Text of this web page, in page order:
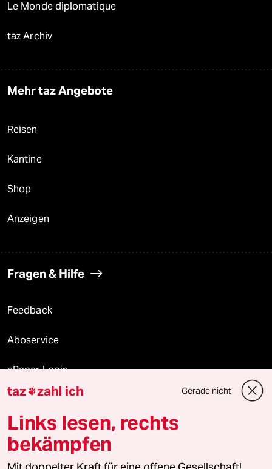
Le Monde diplomatique
taz Archiv
Mehr taz Angebote
Reisen
Kantine
Shop
Anzeigen
Fragen & Hilfe
Feedback
Aboservice
ePaper Login
Downloads für Abonnierende
© 2026 taz Verlags und Vertriebs GmbH
Alle Rechte vorbehalten. Bei rechtlichen Fragen oder für Genehmigungen
taz zahl ich Gerade nicht
Links lesen, rechts
bekämpfen